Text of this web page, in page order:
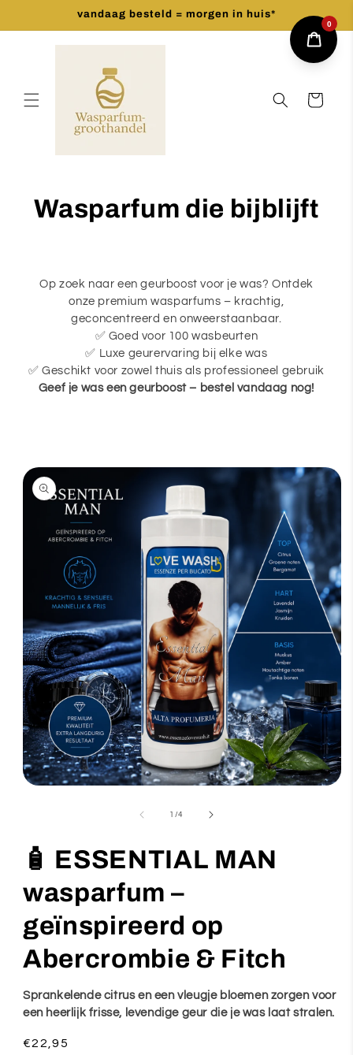
content
vandaag besteld = morgen in huis*
Winkelwagen
Wasparfum die bijblijft
Op zoek naar een geurboost voor je was? Ontdek
onze premium wasparfums – krachtig,
geconcentreerd en onweerstaanbaar.
✅ Goed voor 100 wasbeurten
✅ Luxe geurervaring bij elke was
✅ Geschikt voor zowel thuis als professioneel gebruik
Geef je was een geurboost – bestel vandaag nog!
direct naar
modaal
1 /van
4
🧴 ESSENTIAL MAN
wasparfum –
geïnspireerd op
Abercrombie & Fitch
Sprankelende citrus en een vleugje bloemen zorgen voor
een heerlijk frisse, levendige geur die je was laat stralen.
Normale
€22,95
0